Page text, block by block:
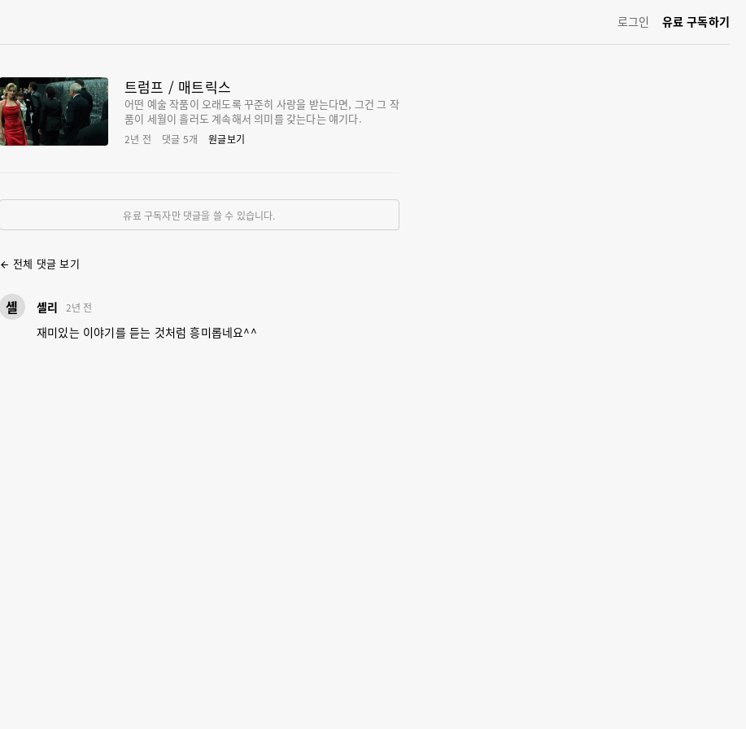
로그인 유료 구독하기
트럼프 / 매트릭스
어떤 예술 작품이 오래도록 꾸준히 사랑을 받는다면, 그건 그 작
품이 세월이 흘러도 계속해서 의미를 갖는다는 얘기다.
2년 전 댓글 5개 원글보기
유료 구독자만 댓글을 쓸 수 있습니다.
arrow_back 전체 댓글 보기
셸 셸리 2년 전
재미있는 이야기를 듣는 것처럼 흥미롭네요^^